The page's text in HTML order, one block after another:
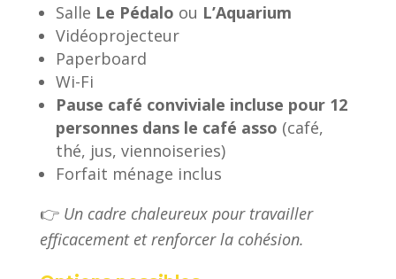
Salle Le Pédalo ou L’Aquarium
Vidéoprojecteur
Paperboard
Wi-Fi
Pause café conviviale incluse pour 12
personnes dans le café asso (café,
thé, jus, viennoiseries)
Forfait ménage inclus
👉 Un cadre chaleureux pour travailler
efficacement et renforcer la cohésion.